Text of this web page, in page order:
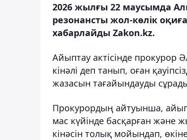
2026 жылғы 22 маусымда
резонансты жол-көлік
хабарлайды Zakon.kz.
Айыптау актісінде прокурор
кінәлі деп танып, оған
жазасын тағайындауды
Прокурордың айтуынша,
мас күйінде басқарған
кінәсін толық мойындап,